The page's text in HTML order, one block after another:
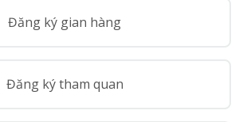
Đăng ký gian hàng
Đăng ký tham quan